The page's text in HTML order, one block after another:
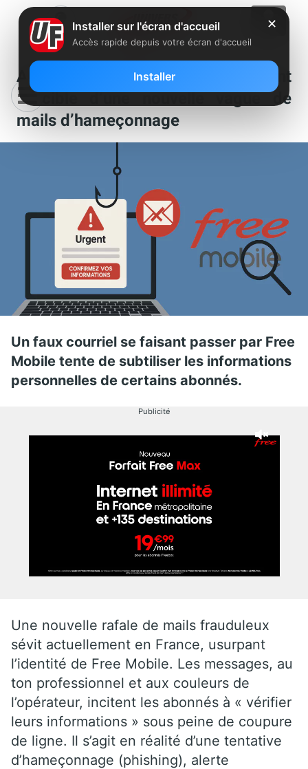
Alerte, les abonnés Free Mobile sont
la cible d’une nouvelle vague de
mails d’hameçonnage
Un faux courriel se faisant passer par Free
Mobile tente de subtiliser les informations
personnelles de certains abonnés.
Publicité
Une nouvelle rafale de mails frauduleux
sévit actuellement en France, usurpant
l’identité de Free Mobile. Les messages, au
ton professionnel et aux couleurs de
l’opérateur, incitent les abonnés à « vérifier
leurs informations » sous peine de coupure
de ligne. Il s’agit en réalité d’une tentative
d’hameçonnage (phishing), alerte
✕
Installer sur l'écran d'accueil
Accès rapide depuis votre écran d'accueil
Installer